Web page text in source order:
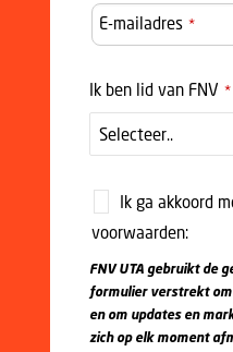
Company
Name *
E-mailadres *
Ik ben lid van FNV *
Ik ga akkoord
voorwaarden:
FNV UTA gebruikt de
formulier verstrekt
en om updates en
zich op elk moment